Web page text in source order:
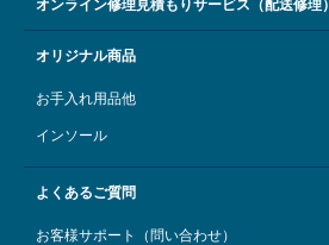
オンライン修理見積もりサービス（配送修理）
オリジナル商品
お手入れ用品他
インソール
よくあるご質問
お客様サポート（問い合わせ）